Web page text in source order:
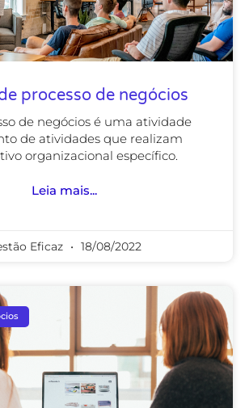
processo de negócios
de negócios é uma atividade
de atividades que realizam
organizacional específico.
Leia mais...
Eficaz 18/08/2022